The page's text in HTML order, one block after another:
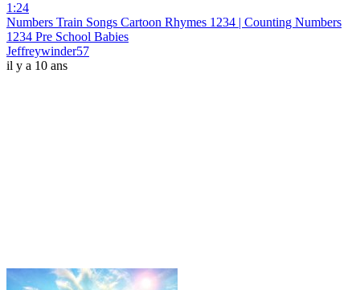
1:24
Numbers Train Songs Cartoon Rhymes 1234 | Counting Numbers
1234 Pre School Babies
Jeffreywinder57
il y a 10 ans